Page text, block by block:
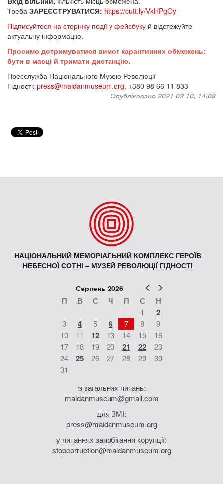
Треба ЗАРЕЄСТРУВАТИСЯ: https://cutt.ly/VkHPgOy
Підписуйтеся на сторінку події у фейсбуку й відстежуйте
актуальну інформацію.
Просимо дотримуватися вимог карантинних обмежень:
бути в масці й тримати дистанцію.
Пресслужба Національного Музею Революції
Гідності: press@maidanmuseum.org, +380 98 66 11 833
Опубліковано 2021 02 10, 14:08
НАЦІОНАЛЬНИЙ МЕМОРІАЛЬНИЙ КОМПЛЕКС ГЕРОЇВ
НЕБЕСНОЇ СОТНІ – МУЗЕЙ РЕВОЛЮЦІЇ ГІДНОСТІ
Попер
Серпень 2026
П В С Ч П С Н
1 2
3 4 5 6 7 8
9
10
11 12 13 14 15
16
17
18 19 20 21 22
23
24
25 26 27 28 29
30
31
із загальних питань:
maidanmuseum@gmail.com
для ЗМІ:
press@maidanmuseum.org
у питаннях запобігання корупції:
stopcorruption@maidanmuseum.org